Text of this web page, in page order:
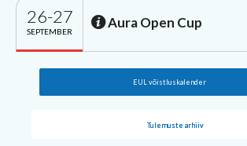
26-27
SEPTEMBER
Aura Open Cup
EUL võistluskalender
Tulemuste arhiiv